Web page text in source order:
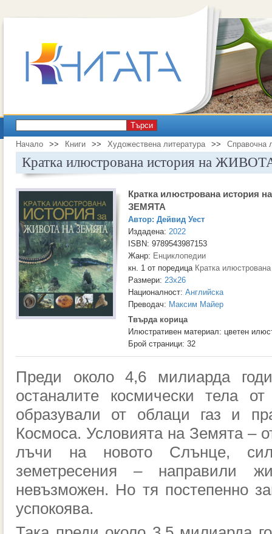
Търси
Начало >> Книги >> Художествена литература >> Справочна
Кратка илюстрована история на
Кратка илюстрована история
ЗЕМЯТА
Автор: Дейвид Уест
Издадена: 2022
ISBN: 9789543987153
Жанр: Енциклопедии
кн. 1 от поредица Кратка
Размери: 23x26
Националност: Английска
Преводач: Максим Майер
Твърда корица
Илюстративен материал: цветен
Брой страници: 32
Преди около 4,6 милиарда
останалите космически тела
образували от облаци газ и
Космоса. Условията на Земята –
лъчи на новото Слънце,
земетресения – направили
невъзможен. Но тя постепенно
успокоява.